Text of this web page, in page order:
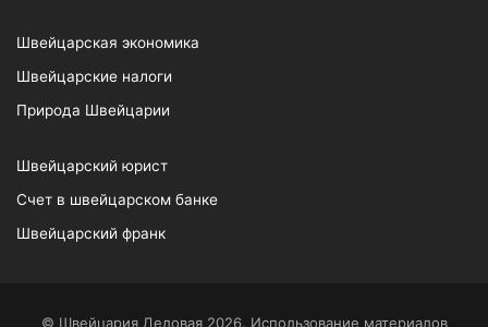
Швейцарская экономика
Швейцарские налоги
Природа Швейцарии
Швейцарский юрист
Счет в швейцарском банке
Швейцарский франк
© Швейцария Деловая 2026. Использование материалов